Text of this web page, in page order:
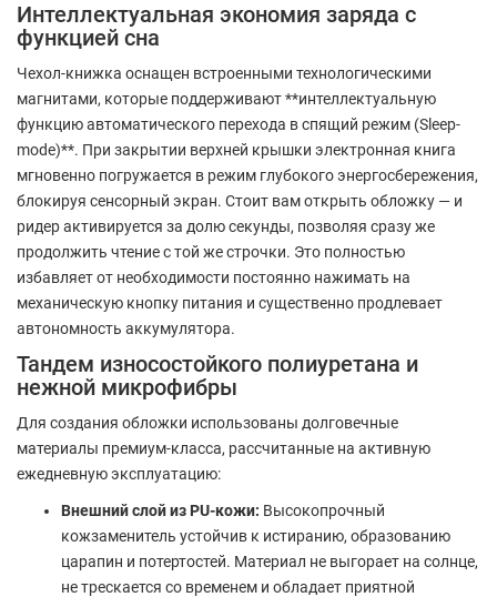
Интеллектуальная экономия заряда с
функцией сна
Чехол-книжка оснащен встроенными технологическими
магнитами, которые поддерживают **интеллектуальную
функцию автоматического перехода в спящий режим (Sleep-
mode)**. При закрытии верхней крышки электронная книга
мгновенно погружается в режим глубокого энергосбережения,
блокируя сенсорный экран. Стоит вам открыть обложку — и
ридер активируется за долю секунды, позволяя сразу же
продолжить чтение с той же строчки. Это полностью
избавляет от необходимости постоянно нажимать на
механическую кнопку питания и существенно продлевает
автономность аккумулятора.
Тандем износостойкого полиуретана и
нежной микрофибры
Для создания обложки использованы долговечные
материалы премиум-класса, рассчитанные на активную
ежедневную эксплуатацию:
Внешний слой из PU-кожи: Высокопрочный
кожзаменитель устойчив к истиранию, образованию
царапин и потертостей. Материал не выгорает на солнце,
не трескается со временем и обладает приятной